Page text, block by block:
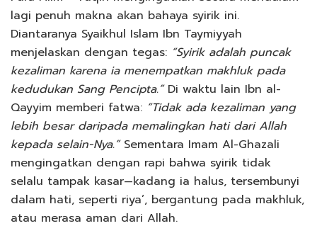
lagi penuh makna akan bahaya syirik ini.
Diantaranya Syaikhul Islam Ibn Taymiyyah
menjelaskan dengan tegas: “Syirik adalah puncak
kezaliman karena ia menempatkan makhluk pada
kedudukan Sang Pencipta.”Di waktu lain Ibn al-
Qayyim memberi fatwa: “Tidak ada kezaliman yang
lebih besar daripada memalingkan hati dari Allah
kepada selain-Nya.”Sementara Imam Al-Ghazali
mengingatkan dengan rapi bahwa syirik tidak
selalu tampak kasar—kadang ia halus, tersembunyi
dalam hati, seperti riya’, bergantung pada makhluk,
atau merasa aman dari Allah.